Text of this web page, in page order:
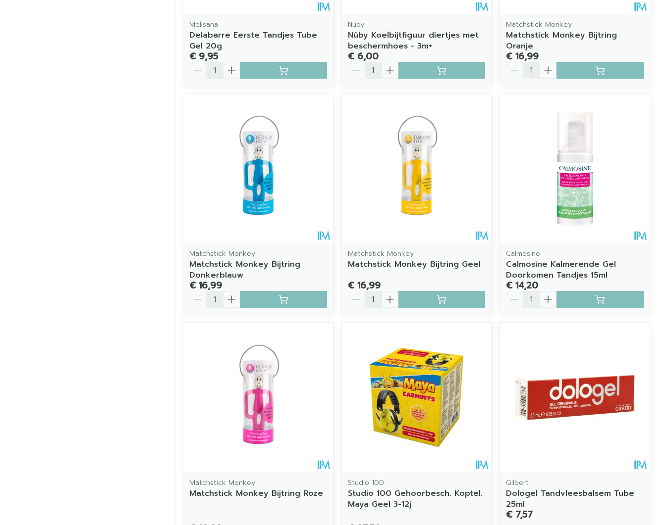
Melisana
Delabarre Eerste Tandjes Tube
Gel 20g
€ 9,95
Aantal
Nuby
Nûby Koelbijtfiguur diertjes met
beschermhoes - 3m+
€ 6,00
Aantal
Matchstick Monkey
Matchstick Monkey Bijtring
Oranje
€ 16,99
Aantal
Matchstick Monkey
Matchstick Monkey Bijtring
Donkerblauw
€ 16,99
Aantal
Matchstick Monkey
Matchstick Monkey Bijtring Geel
€ 16,99
Aantal
Calmosine
Calmosine Kalmerende Gel
Doorkomen Tandjes 15ml
€ 14,20
Aantal
Matchstick Monkey
Matchstick Monkey Bijtring Roze
Studio 100
Studio 100 Gehoorbesch. Koptel.
Maya Geel 3-12j
Gilbert
Dologel Tandvleesbalsem Tube
25ml
€ 7,57